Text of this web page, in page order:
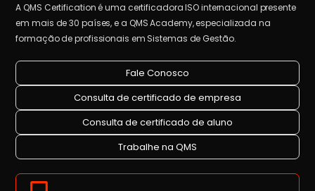
A QMS Certification é uma certificadora ISO internacional presente
em mais de 30 países, e a QMS Academy, especializada na
formação de profissionais em Sistemas de Gestão.
Fale Conosco
Consulta de certificado de empresa
Consulta de certificado de aluno
Trabalhe na QMS